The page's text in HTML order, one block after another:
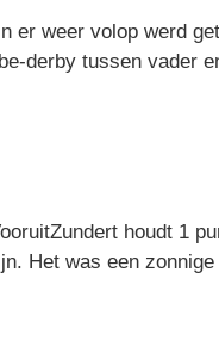
er weer volop werd
derby tussen vader
houdt 1
Het was een